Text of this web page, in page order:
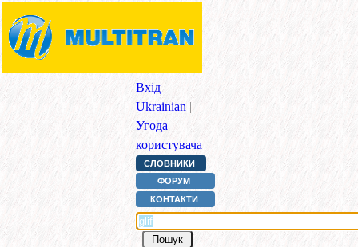
Вхід |
Ukrainian |
Угода
користувача
СЛОВНИКИ
ФОРУМ
КОНТАКТИ